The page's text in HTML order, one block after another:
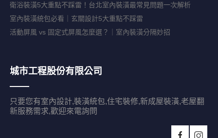
衛浴裝潢5大重點不踩雷！台北室內裝潢最常見問題一次解析
室內裝潢統包必看｜玄關設計5大重點不踩雷
活動屏風 vs 固定式屏風怎麼選？｜室內裝潢分隔妙招
城市工程股份有限公司
只要您有室內設計,裝潢統包,住宅裝修,新成屋裝潢,老屋翻
新服務需求,歡迎來電詢問